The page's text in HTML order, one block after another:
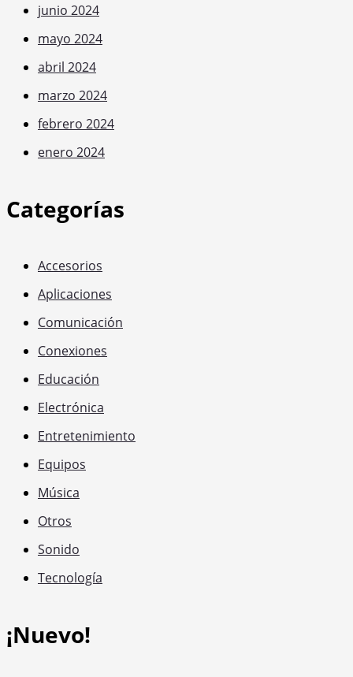
junio 2024
mayo 2024
abril 2024
marzo 2024
febrero 2024
enero 2024
Categorías
Accesorios
Aplicaciones
Comunicación
Conexiones
Educación
Electrónica
Entretenimiento
Equipos
Música
Otros
Sonido
Tecnología
¡Nuevo!